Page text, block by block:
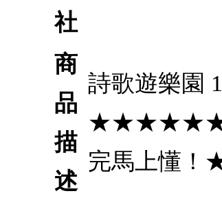
社
商
品
描
述
詩歌遊樂園
★★★★★★選
完馬上懂